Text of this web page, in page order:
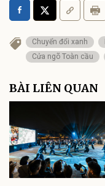
Chuyển đổi xanh
Cửa ngõ Toàn cầu
BÀI LIÊN QUAN